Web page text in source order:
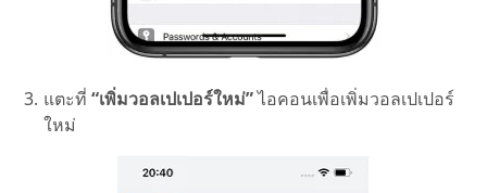
แตะที่ “เพิ่มวอลเปเปอร์ใหม่”ไอคอนเพื่อเพิ่มวอลเปเปอร์
ใหม่